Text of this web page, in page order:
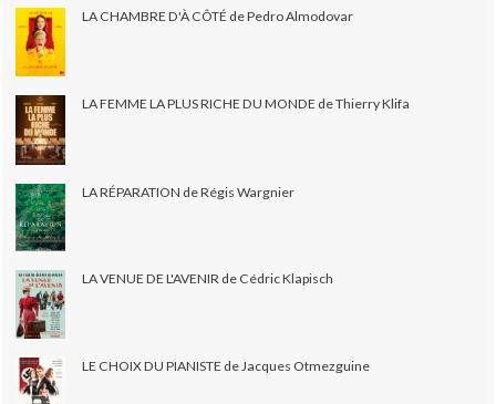
LA CHAMBRE D'À CÔTÉ de Pedro Almodovar
LA FEMME LA PLUS RICHE DU MONDE de Thierry Klifa
LA RÉPARATION de Régis Wargnier
LA VENUE DE L'AVENIR de Cédric Klapisch
LE CHOIX DU PIANISTE de Jacques Otmezguine